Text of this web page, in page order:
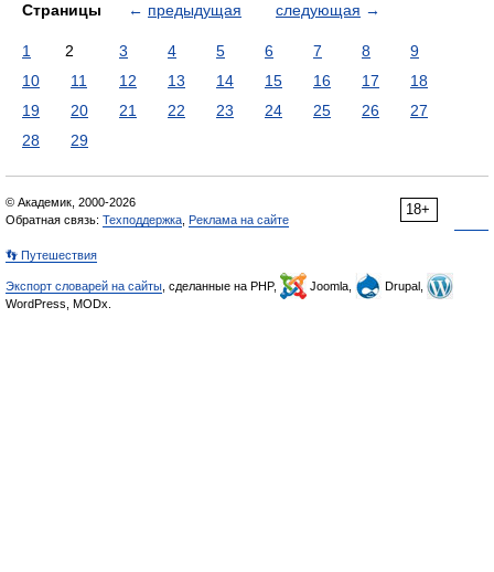
Страницы ← предыдущая следующая →
1 2 3 4 5 6 7 8
9
10
11 12 13 14 15 16 17
18
19
20 21 22 23 24 25 26
27
28
29
18+
© Академик, 2000-2026
Обратная связь: Техподдержка Реклама на сайте
👣 Путешествия
Экспорт словарей на сайты , сделанные на PHP, Joomla,
Drupal,
WordPress, MODx.